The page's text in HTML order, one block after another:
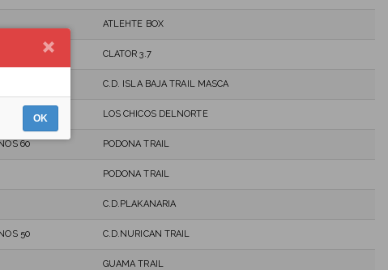
ATLEHTE BOX
CLATOR 3.7
C.D. ISLA BAJA TRAIL MASCA
LOS CHICOS DELNORTE
60 PODONA TRAIL
PODONA TRAIL
C.D.PLAKANARIA
50 C.D.NURICAN TRAIL
GUAMA TRAIL
OK